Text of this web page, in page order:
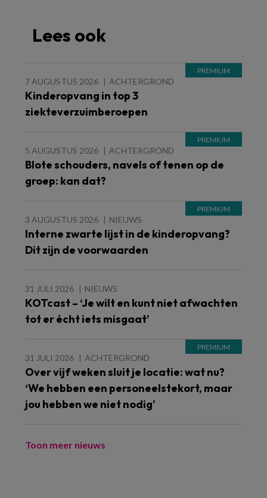
Lees ook
7 AUGUSTUS 2026 ACHTERGROND
Kinderopvang in top 3
ziekteverzuimberoepen
5 AUGUSTUS 2026 ACHTERGROND
Blote schouders, navels of tenen op de
groep: kan dat?
3 AUGUSTUS 2026 NIEUWS
Interne zwarte lijst in de kinderopvang?
Dit zijn de voorwaarden
31 JULI 2026 NIEUWS
KOTcast – ‘Je wilt en kunt niet afwachten
tot er écht iets misgaat’
31 JULI 2026 ACHTERGROND
Over vijf weken sluit je locatie: wat nu?
‘We hebben een personeelstekort, maar
jou hebben we niet nodig’
Toon meer nieuws